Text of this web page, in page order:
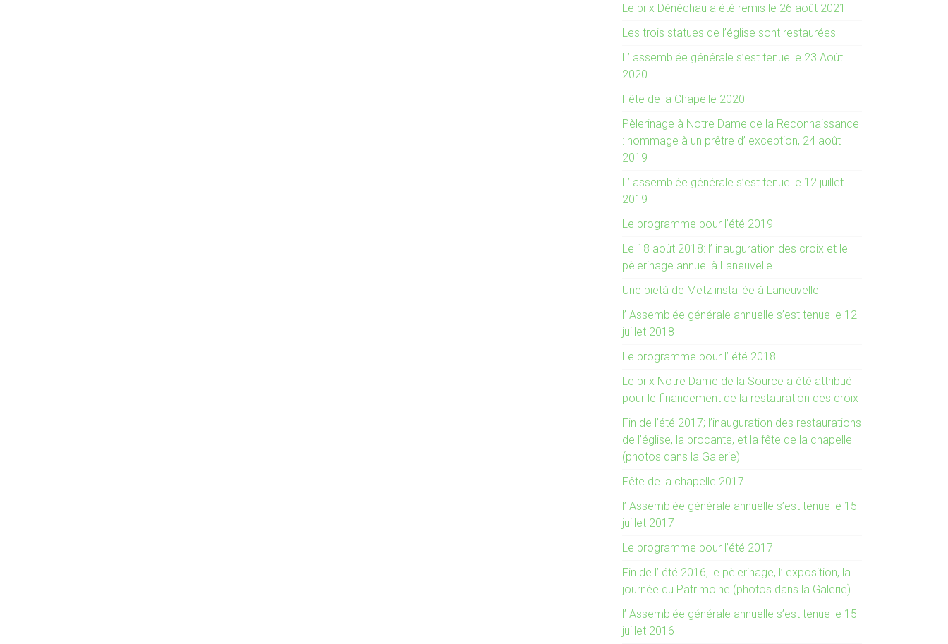
Le prix Dénéchau a été remis le 26 août 2021
Les trois statues de l’église sont restaurées
L’ assemblée générale s’est tenue le 23 Août
2020
Fête de la Chapelle 2020
Pèlerinage à Notre Dame de la Reconnaissance
: hommage à un prêtre d’ exception, 24 août
2019
L’ assemblée générale s’est tenue le 12 juillet
2019
Le programme pour l’été 2019
Le 18 août 2018: l’ inauguration des croix et le
pèlerinage annuel à Laneuvelle
Une pietà de Metz installée à Laneuvelle
l’ Assemblée générale annuelle s’est tenue le 12
juillet 2018
Le programme pour l’ été 2018
Le prix Notre Dame de la Source a été attribué
pour le financement de la restauration des croix
Fin de l’été 2017; l’inauguration des restaurations
de l’église, la brocante, et la fête de la chapelle
(photos dans la Galerie)
Fête de la chapelle 2017
l’ Assemblée générale annuelle s’est tenue le 15
juillet 2017
Le programme pour l’été 2017
Fin de l’ été 2016, le pèlerinage, l’ exposition, la
journée du Patrimoine (photos dans la Galerie)
l’ Assemblée générale annuelle s’est tenue le 15
juillet 2016